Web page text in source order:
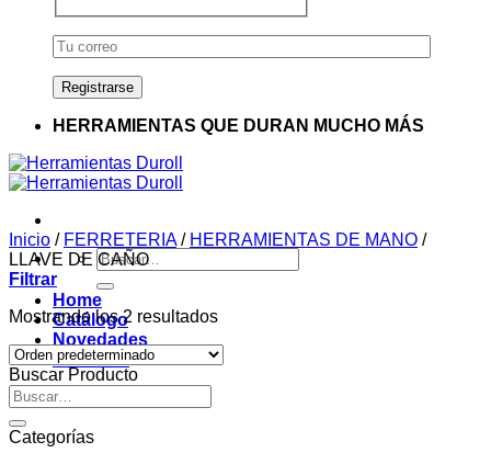
HERRAMIENTAS QUE DURAN MUCHO MÁS
Buscar
por:
Home
Catálogo
Novedades
Contacto
Inicio / FERRETERIA / HERRAMIENTAS DE MANO /
LLAVE DE CAÑO
Filtrar
Mostrando los 2 resultados
Buscar Producto
Buscar
por:
Categorías